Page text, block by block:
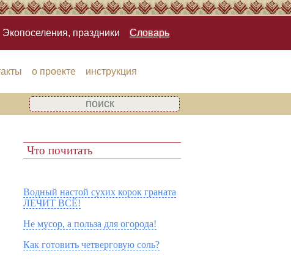
Экопоселения, праздники Словарь
о проекте инструкция
Что почитать
Водный настой сухих корок граната
ЛЕЧИТ ВСЁ!
Не мусор, а польза для огорода!
Как готовить четверговую соль?